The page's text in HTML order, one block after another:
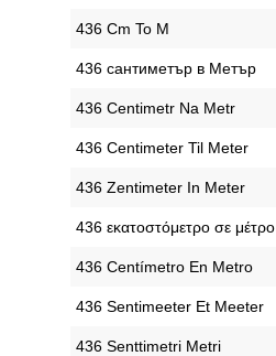
‎436 Cm To M
‎436 сантиметър в Метър
‎436 Centimetr Na Metr
‎436 Centimeter Til Meter
‎436 Zentimeter In Meter
‎436 εκατοστόμετρο σε μέτρο
‎436 Centímetro En Metro
‎436 Sentimeeter Et Meeter
‎436 Senttimetri Metri